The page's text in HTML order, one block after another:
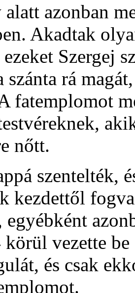
azonban
Akadtak
Szergej
szánta rá
fatemplomot
nőtt.
szentelték,
kezdettől
egyébként
vezette
és csak